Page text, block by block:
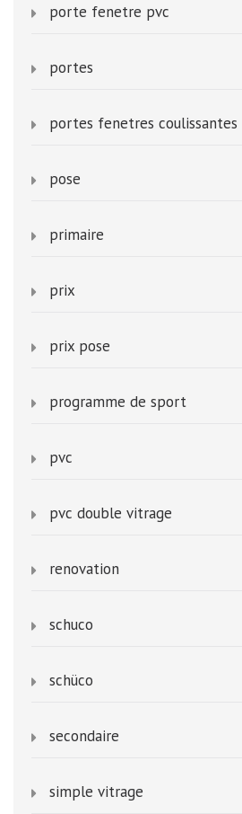
porte fenetre pvc
portes
portes fenetres coulissantes
pose
primaire
prix
prix pose
programme de sport
pvc
pvc double vitrage
renovation
schuco
schüco
secondaire
simple vitrage